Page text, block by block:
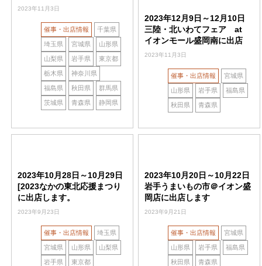
2023年11月3日
催事・出店情報 千葉県
埼玉県 宮城県 山形県
山梨県 岩手県 東京都
栃木県 神奈川県
福島県 秋田県 群馬県
茨城県 青森県 静岡県
2023年12月9日～12月10日
三陸・北いわてフェア at
イオンモール盛岡南に出店
2023年11月3日
催事・出店情報 宮城県
山形県 岩手県 福島県
秋田県 青森県
2023年10月28日～10月29日
[2023なかの東北応援まつり
に出店します。
2023年9月23日
催事・出店情報 埼玉県
宮城県 山形県 山梨県
岩手県 東京都
2023年10月20日～10月22日
岩手うまいもの市＠イオン盛
岡店に出店します
2023年9月21日
催事・出店情報 宮城県
山形県 岩手県 福島県
秋田県 青森県